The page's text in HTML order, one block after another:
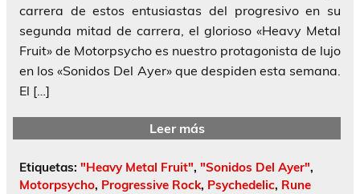
carrera de estos entusiastas del progresivo en su
segunda mitad de carrera, el glorioso «Heavy Metal
Fruit» de Motorpsycho es nuestro protagonista de lujo
en los «Sonidos Del Ayer» que despiden esta semana.
El […]
Leer más
Etiquetas: "Heavy Metal Fruit", "Sonidos Del Ayer",
Motorpsycho, Progressive Rock, Psychedelic, Rune